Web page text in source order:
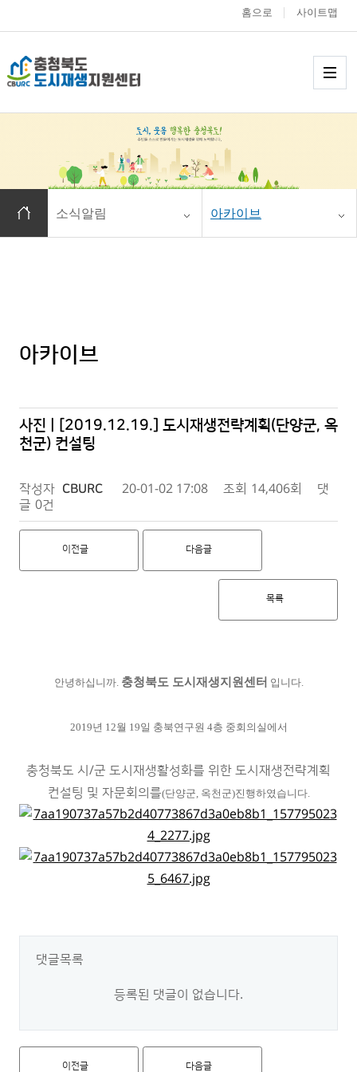
충청북도 도시재
홈으로 사이트맵
홈으로 이동
소식알림 아카이브
아카이브
사진 | [2019.12.19.] 도시재생전략계획(단양군, 옥
천군) 컨설팅
작성자 CBURC 20-01-02 17:08 조회 14,406회
댓
글 0건
이전글 다음글
목록
안녕하십니까. 충청북도 도시재생지원센터 입니다.
2019년 12월 19일 충북연구원 4층 중회의실에서
충청북도 시/군 도시재생활성화를 위한 도시재생전략계획
컨설팅 및 자문회의를(단양군, 옥천군)​진행하였습니다.
댓글목록
등록된 댓글이 없습니다.
이전글 다음글